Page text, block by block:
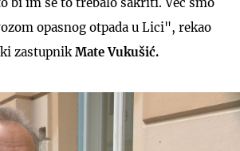
opasnog otpada u Lici", rekao
zastupnik Mate Vukušić.